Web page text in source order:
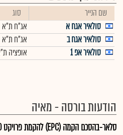
שם הנייר סוג
סולאיר אגח א
אג"ח ת"א
סולאיר אגח ב
אג"ח ת"א
סולאיר אפ 1
אופציה
הודעות בורסה - מאיה
סלאר-בהסכם הקמה (EPC) להקמת פרויקט PV CACHIYUYO בצ'ילה,פרטים